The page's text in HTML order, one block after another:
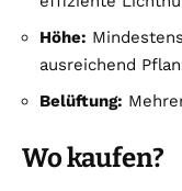
Höhe:
ausreichend
Belüftung:
Wo kaufen?